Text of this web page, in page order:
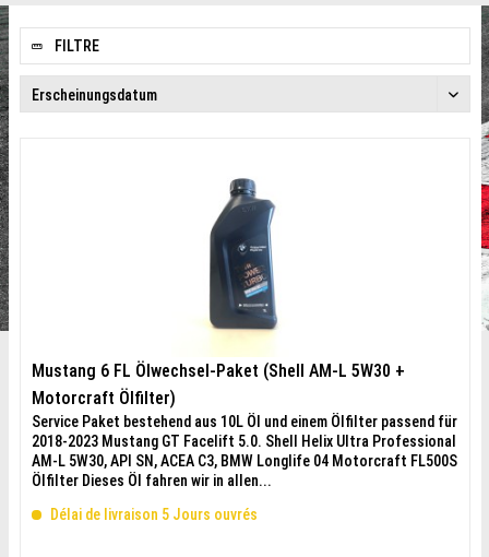
FILTRE
Mustang 6 FL Ölwechsel-Paket (Shell AM-L 5W30 +
Motorcraft Ölfilter)
Service Paket bestehend aus 10L Öl und einem Ölfilter passend für
2018-2023 Mustang GT Facelift 5.0. Shell Helix Ultra Professional
AM-L 5W30, API SN, ACEA C3, BMW Longlife 04 Motorcraft FL500S
Ölfilter Dieses Öl fahren wir in allen...
Délai de livraison 5 Jours ouvrés